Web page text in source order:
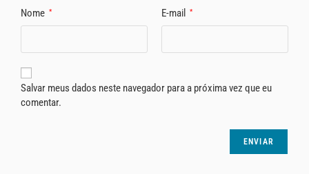
Nome * E-mail *
Salvar meus dados neste navegador para a próxima vez que eu
comentar.